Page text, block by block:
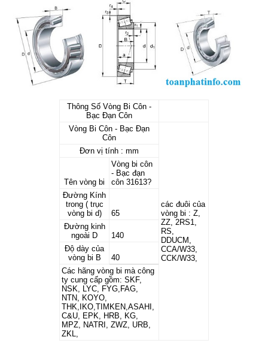
Thông Số Vòng Bi Côn -
Bạc Đạn Côn
Vòng Bi Côn - Bạc Đạn
Côn
các đuôi của
vòng bi : Z,
ZZ, 2RS1,
RS,
DDUCM,
CCA/W33,
CCK/W33,
Đơn vị tính : mm
Tên vòng bi
Vòng bi côn
- Bạc đạn
côn 31613?
Đường Kính
trong ( trục
vòng bi d)
65
Đường kinh
ngoài D
140
Độ dày của
vòng bi B
40
Các hãng vòng bi mà công
ty cung cấp gồm: SKF,
NSK, LYC, FYG,FAG,
NTN, KOYO,
THK,IKO,TIMKEN,ASAHI,
C&U, EPK, HRB, KG,
MPZ, NATRI, ZWZ, URB,
ZKL,